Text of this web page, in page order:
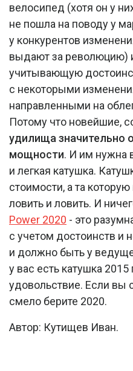
велосипед (хотя он у
не пошла на поводу у
у конкурентов
выдают за революцию)
учитывающую
с некоторыми
направленными на
Потому что новейшие,
удилища значительно
мощности. И им нужна
и легкая катушка.
стоимости, а та
ловить и ловить. И
Power 2020 - это
с учетом достоинств и
и должно быть у
у вас есть катушка 2015
удовольствие. Если вы
смело берите 2020.
Автор: Кутищев Иван.